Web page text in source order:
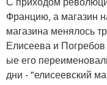
Францию, а магазин
магазина менялось
Елисеева и
ые его
дни - "елисеевский